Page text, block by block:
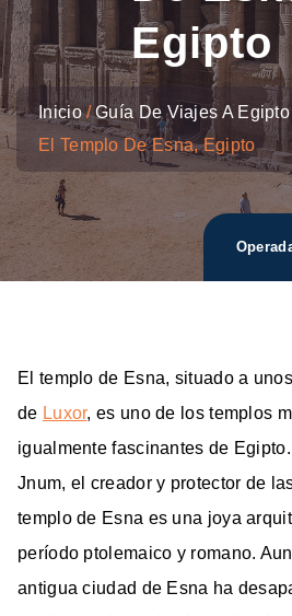
Egipto
Inicio
Guía De Viajes A Egipto
El Templo De Esna, Egipto
El templo de Esna, situado a
de Luxor, es uno de los templos
igualmente fascinantes de
Jnum, el creador y protector de
templo de Esna es una joya
período ptolemaico y romano.
antigua ciudad de Esna ha